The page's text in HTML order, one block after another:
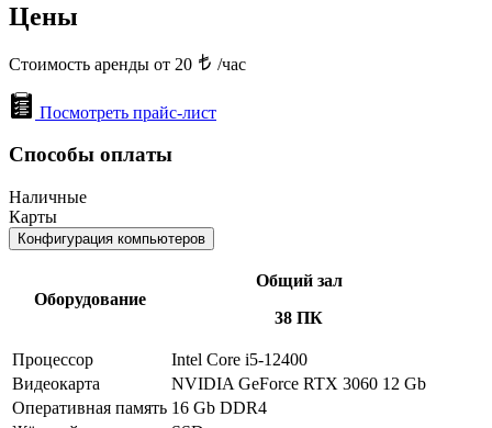
Цены
Стоимость аренды от 20 /час
Посмотреть прайс-лист
Способы оплаты
Наличные
Карты
Конфигурация компьютеров
Оборудование
Общий зал
38 ПК
Процессор
Intel Core i5-12400
Видеокарта
NVIDIA GeForce RTX 3060 12 Gb
Оперативная память 16 Gb DDR4